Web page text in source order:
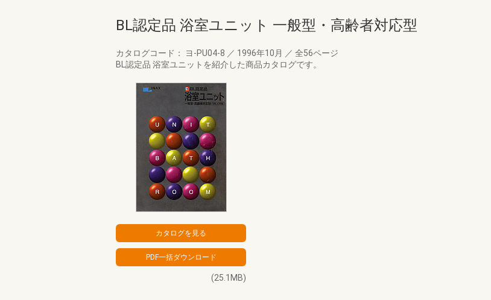
BL認定品 浴室ユニット 一般型・高齢者対応型
カタログコード： ヨ-PU04-8 ／ 1996年10月 ／ 全56ページ
BL認定品 浴室ユニットを紹介した商品カタログです。
(25.1MB)